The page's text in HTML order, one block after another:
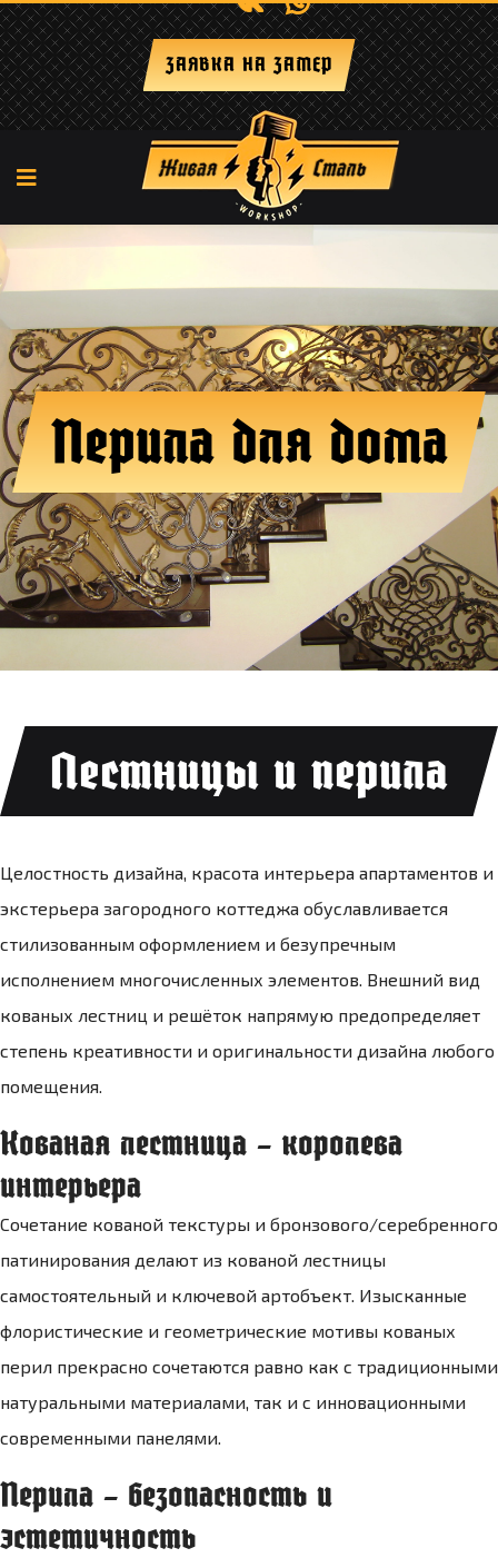
ЗАЯВКА НА ЗАМЕР
Перила для дома
Лестницы и перила
Целостность дизайна, красота интерьера апартаментов и
экстерьера загородного коттеджа обуславливается
стилизованным оформлением и безупречным
исполнением многочисленных элементов. Внешний вид
кованых лестниц и решёток напрямую предопределяет
степень креативности и оригинальности дизайна любого
помещения.
Кованая лестница – королева
интерьера
Сочетание кованой текстуры и бронзового/серебренного
патинирования делают из кованой лестницы
самостоятельный и ключевой артобъект. Изысканные
флористические и геометрические мотивы кованых
перил прекрасно сочетаются равно как с традиционными
натуральными материалами, так и с инновационными
современными панелями.
Перила – безопасность и
эстетичность